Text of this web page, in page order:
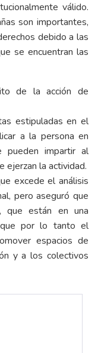
válido.
son importantes,
debido a las
se encuentran las
de la acción de
estipuladas en el
a la persona en
pueden impartir al
ejerzan la actividad.
excede el análisis
pero aseguró que
que están en una
que por lo tanto el
espacios de
y a los colectivos